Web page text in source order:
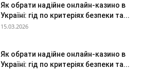
Як обрати надійне онлайн-казино в
Україні: гід по критеріях безпеки та...
15.03.2026
Як обрати надійне онлайн-казино в
Україні: гід по критеріях безпеки та...